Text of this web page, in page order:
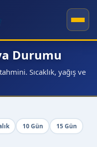
Durumu
Sıcaklık, yağış ve
10 Gün
15 Gün